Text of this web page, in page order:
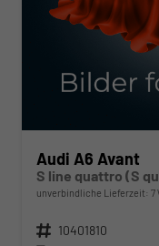
Audi A6 Avant
unverbindliche Lieferzeit: 7
Fahrzeugnr. 10401810